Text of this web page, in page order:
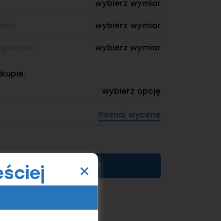
wybierz wymiar
wybierz wymiar
wybierz wymiar
wybierz opcję
Poznaj wycenę
KUP
×